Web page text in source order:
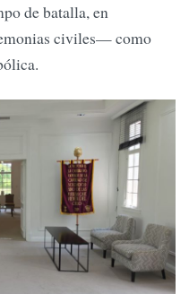
de batalla, en
civiles— como